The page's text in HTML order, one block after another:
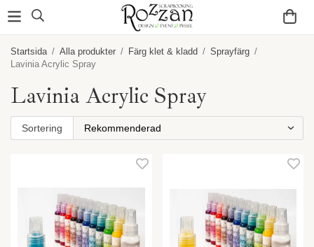
Startsida / Alla produkter / Färg klet & kladd / Sprayfärg /
Lavinia Acrylic Spray
Lavinia Acrylic Spray
Sortering